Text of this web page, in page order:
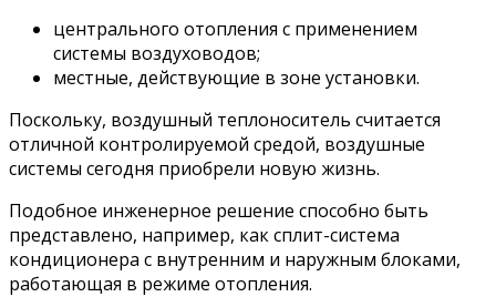
центрального отопления с применением
системы воздуховодов;
местные, действующие в зоне установки.
Поскольку, воздушный теплоноситель считается
отличной контролируемой средой, воздушные
системы сегодня приобрели новую жизнь.
Подобное инженерное решение способно быть
представлено, например, как сплит-система
кондиционера с внутренним и наружным блоками,
работающая в режиме отопления.